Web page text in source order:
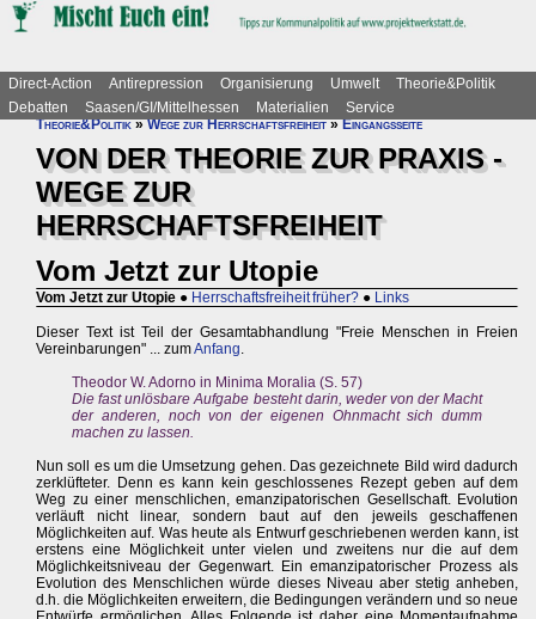
Direct-Action Antirepression Organisierung Umwelt
Theorie&Politik
Debatten
Saasen/GI/Mittelhessen Materialien
Service
Theorie&Politik»Wege zur Herrschaftsfreiheit»Eingangsseite
VON DER THEORIE ZUR PRAXIS -
WEGE ZUR
HERRSCHAFTSFREIHEIT
Vom Jetzt zur Utopie
Vom Jetzt zur Utopie ● Herrschaftsfreiheit früher? ● Links
Dieser Text ist Teil der Gesamtabhandlung "Freie Menschen in Freien
Vereinbarungen" ... zumAnfang.
Theodor W. Adorno in Minima Moralia (S. 57)
Die fast unlösbare Aufgabe besteht darin, weder von der Macht
der anderen, noch von der eigenen Ohnmacht sich dumm
machen zu lassen.
Nun soll es um die Umsetzung gehen. Das gezeichnete Bild wird dadurch
zerklüfteter. Denn es kann kein geschlossenes Rezept geben auf dem
Weg zu einer menschlichen, emanzipatorischen Gesellschaft. Evolution
verläuft nicht linear, sondern baut auf den jeweils geschaffenen
Möglichkeiten auf. Was heute als Entwurf geschriebenen werden kann, ist
erstens eine Möglichkeit unter vielen und zweitens nur die auf dem
Möglichkeitsniveau der Gegenwart. Ein emanzipatorischer Prozess als
Evolution des Menschlichen würde dieses Niveau aber stetig anheben,
d.h. die Möglichkeiten erweitern, die Bedingungen verändern und so neue